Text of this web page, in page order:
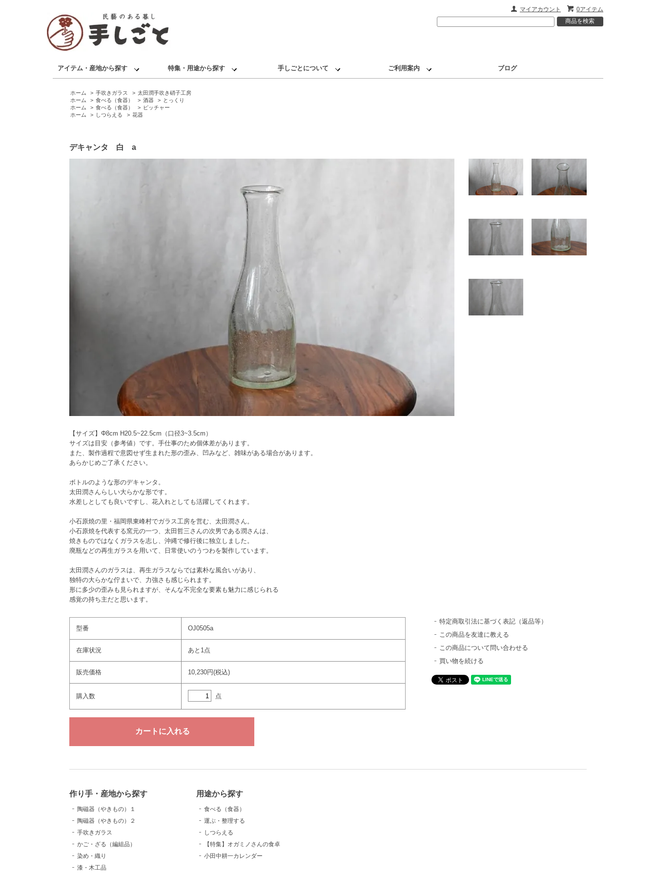
0アイテム
マイアカウント
アイテム・産地から探す 特集・用途から探す 手しごとについて ご利用案内 ブログ
ホーム > 手吹きガラス > 太田潤手吹き硝子工房
ホーム
> 食べる（食器） > 酒器 > とっくり
ホーム
> 食べる（食器） > ピッチャー
ホーム
> しつらえる > 花器
デキャンタ 白 a
【サイズ】Φ8cm H20.5~22.5cm（口径3~3.5cm）
サイズは目安（参考値）です。手仕事のため個体差があります。
また、製作過程で意図せず生まれた形の歪み、凹みなど、雑味がある場合があります。
あらかじめご了承ください。
ボトルのような形のデキャンタ。
太田潤さんらしい大らかな形です。
水差しとしても良いですし、花入れとしても活躍してくれます。
小石原焼の里・福岡県東峰村でガラス工房を営む、太田潤さん。
小石原焼を代表する窯元の一つ、太田哲三さんの次男である潤さんは、
焼きものではなくガラスを志し、沖縄で修行後に独立しました。
廃瓶などの再生ガラスを用いて、日常使いのうつわを製作しています。
太田潤さんのガラスは、再生ガラスならでは素朴な風合いがあり、
独特の大らかな佇まいで、力強さも感じられます。
形に多少の歪みも見られますが、そんな不完全な要素も魅力に感じられる
感覚の持ち主だと思います。
型番 OJ0505a
在庫状況 あと1点
販売価格 10,230円(税込)
購入数 点
特定商取引法に基づく表記（返品等）
この商品を友達に教える
この商品について問い合わせる
買い物を続ける
作り手・産地から探す
陶磁器（やきもの）１
陶磁器（やきもの）２
手吹きガラス
かご・ざる（編組品）
染め・織り
漆・木工品
用途から探す
食べる（食器）
運ぶ・整理する
しつらえる
【特集】オガミノさんの食卓
小田中耕一カレンダー